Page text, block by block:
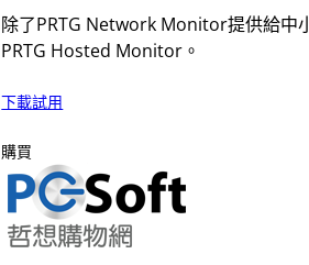
除了PRTG Network Monitor提供給中
PRTG Hosted Monitor。
下載試用
購買